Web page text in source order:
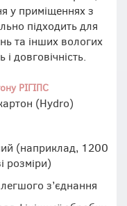
у приміщеннях з
підходить для
та інших вологих
довговічність.
РІГІПС
(Hydro)
(наприклад, 1200
розміри)
з’єднання